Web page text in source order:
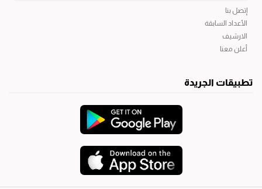
إتصل بنا
الأعداد السابقة
الارشيف
أعلن معنا
تطبيقات الجريدة